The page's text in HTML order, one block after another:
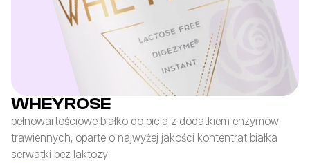
WHEYROSE
pełnowartościowe białko do picia z dodatkiem enzymów
trawiennych, oparte o najwyżej jakości kontentrat białka
serwatki bez laktozy